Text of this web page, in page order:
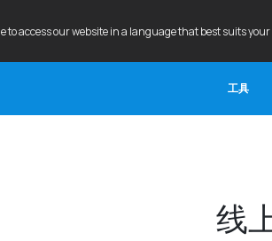
to access our website in a language that best suits your
工具
线